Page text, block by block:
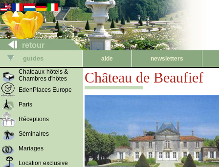
retour
guides aide
newsletters
Chateaux-hôtels &
Chambres d'hôtes
EdenPlaces Europe
Paris
Réceptions
Séminaires
Mariages
Location exclusive
Château de Beaufief